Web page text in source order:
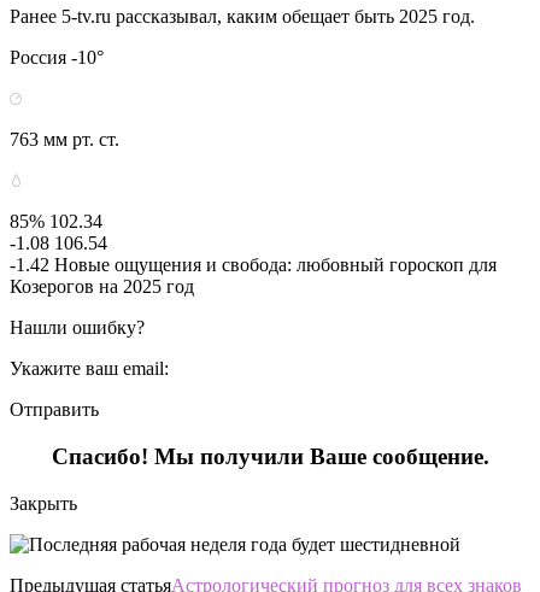
Ранее 5-tv.ru рассказывал, каким обещает быть 2025 год.
Россия -10°
763 мм рт. ст.
85% 102.34
-1.08 106.54
-1.42 Новые ощущения и свобода: любовный гороскоп для
Козерогов на 2025 год
Нашли ошибку?
Укажите ваш email:
Отправить
Спасибо! Мы получили Ваше сообщение.
Закрыть
Предыдущая статьяАстрологический прогноз для всех знаков